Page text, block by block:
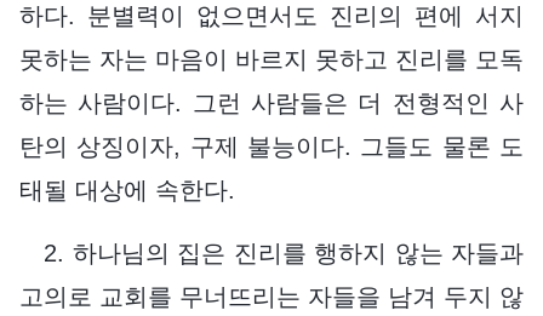
하다. 분별력이 없으면서도 진리의 편에 서지
못하는 자는 마음이 바르지 못하고 진리를 모독
하는 사람이다. 그런 사람들은 더 전형적인 사
탄의 상징이자, 구제 불능이다. 그들도 물론 도
태될 대상에 속한다.
2. 하나님의 집은 진리를 행하지 않는 자들과
고의로 교회를 무너뜨리는 자들을 남겨 두지 않